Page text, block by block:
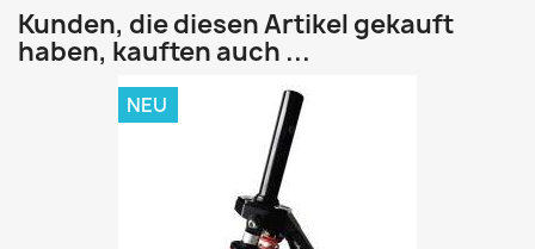
Kunden, die diesen Artikel gekauft
haben, kauften auch ...
NEU